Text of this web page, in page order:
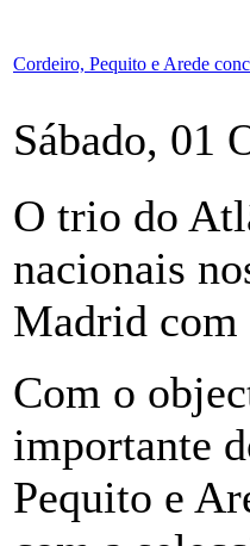
Cordeiro, Pequito e Arede
Sábado, 01
O trio do
nacionais
Madrid com
Com o
importante
Pequito e